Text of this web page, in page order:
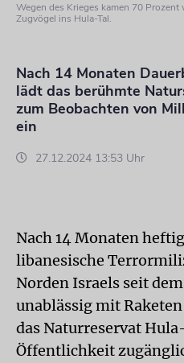
Wegen des Krieges kamen 70 Prozent
Zugvögel ins Hula-Tal.
Nach 14 Monaten
lädt das berühmte
zum Beobachten von
ein
27.12.2024 13:53 Uhr
Nach 14 Monaten
libanesische
Norden Israels seit
unablässig mit
das Naturreservat
Öffentlichkeit